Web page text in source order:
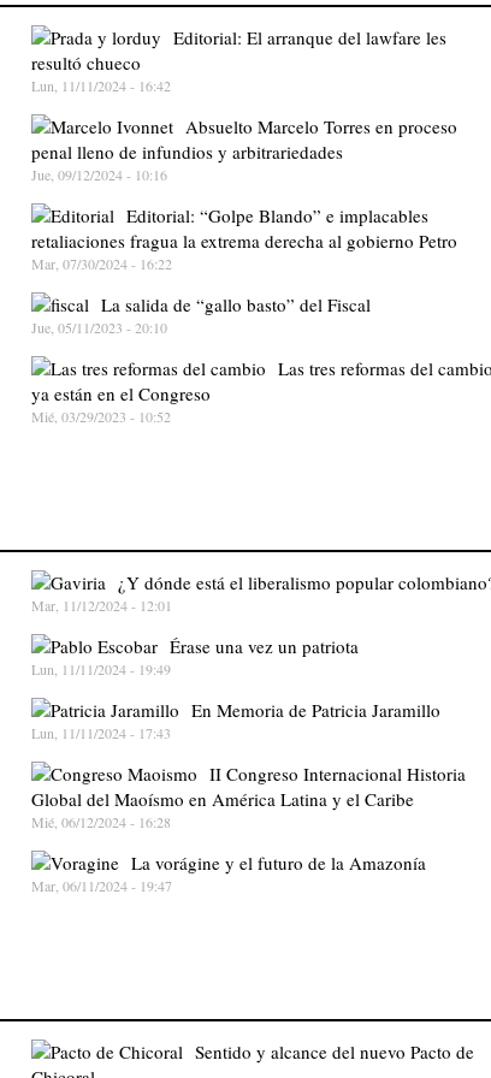
Editorial: El arranque del lawfare les
resultó chueco
Lun, 11/11/2024 - 16:42
Absuelto Marcelo Torres en proceso
penal lleno de infundios y arbitrariedades
Jue, 09/12/2024 - 10:16
Editorial: “Golpe Blando” e implacables
retaliaciones fragua la extrema derecha al gobierno Petro
Mar, 07/30/2024 - 16:22
La salida de “gallo basto” del Fiscal
Jue, 05/11/2023 - 20:10
Las tres reformas del
ya están en el Congreso
Mié, 03/29/2023 - 10:52
¿Y dónde está el liberalismo popular
Mar, 11/12/2024 - 12:01
Érase una vez un patriota
Lun, 11/11/2024 - 19:49
En Memoria de Patricia Jaramillo
Lun, 11/11/2024 - 17:43
II Congreso Internacional Historia
Global del Maoísmo en América Latina y el Caribe
Mié, 06/12/2024 - 16:28
La vorágine y el futuro de la Amazonía
Mar, 06/11/2024 - 19:47
Sentido y alcance del nuevo Pacto de